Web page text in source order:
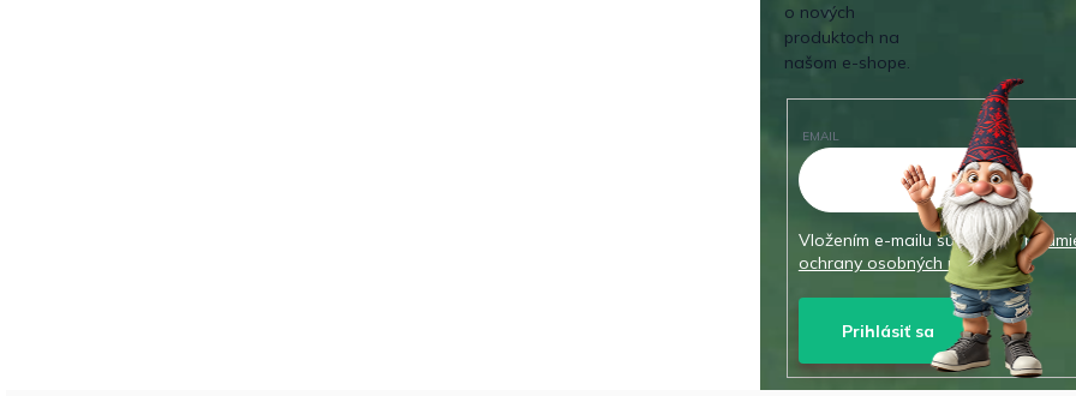
o nových
produktoch na
našom e-shope.
EMAIL
Vložením e-mailu súhlasíte s
ochrany osobných údajov
Prihlásiť sa